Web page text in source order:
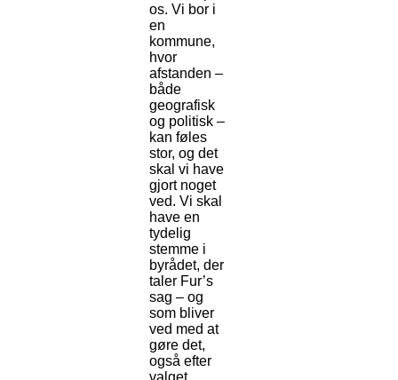
os. Vi bor i
en
kommune,
hvor
afstanden –
både
geografisk
og politisk –
kan føles
stor, og det
skal vi have
gjort noget
ved. Vi skal
have en
tydelig
stemme i
byrådet, der
taler Fur’s
sag – og
som bliver
ved med at
gøre det,
også efter
valget.